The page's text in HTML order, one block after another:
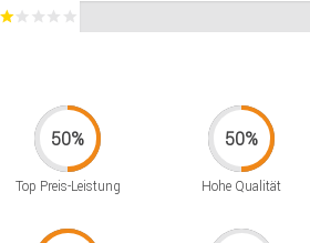
Top Preis-Leistung Hohe Qualität